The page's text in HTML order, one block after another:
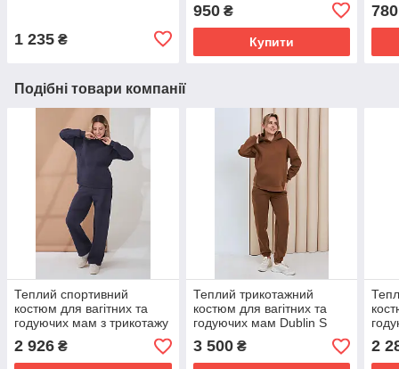
1 235 ₴
950₴
Купити
780
Подібні товари компанії
Теплий спортивний
костюм для вагітних та
годуючих мам з трикотажу
з начісом Urban S (44)
Юла Мама графітовий
2 926 ₴
Теплий трикотажний
костюм для вагітних та
годуючих мам Dublin S
(44) Юла Мама Мокко
3 500₴ 2